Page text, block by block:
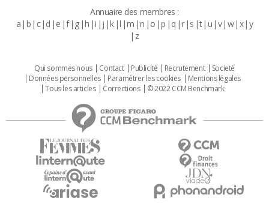
Annuaire des membres :
a b c d e f g h i j k l m n o p q r s t u v w x y
z
Qui sommes nous Contact Publicité Recrutement
Societé
Données personnelles
Paramétrer les cookies
Mentions légales
Tous les articles
Corrections © 2022 CCM Benchmark